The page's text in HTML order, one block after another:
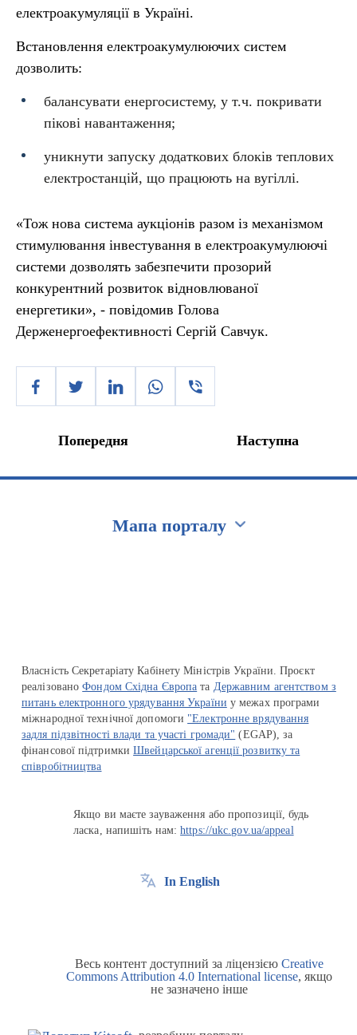
електроакумуляції в Україні.
Встановлення електроакумулюючих систем
дозволить:
балансувати енергосистему, у т.ч. покривати
пікові навантаження;
уникнути запуску додаткових блоків теплових
електростанцій, що працюють на вугіллі.
«Тож нова система аукціонів разом із механізмом
стимулювання інвестування в електроакумулюючі
системи дозволять забезпечити прозорий
конкурентний розвиток відновлюваної
енергетики», - повідомив Голова
Держенергоефективності Сергій Савчук.
Попередня Наступна
Мапа порталу
Власність Секретаріату Кабінету Міністрів України. Проєкт
реалізованоФондом Східна Європа та Державним агентством з
питань електронного урядування України у межах програми
міжнародної технічної допомоги "Електронне врядування
задля підзвітності влади та участі громади" (EGAP), за
фінансової підтримкиШвейцарської агенції розвитку та
співробітництва
Якщо ви маєте зауваження або пропозиції, будь
ласка, напишіть нам:https://ukc.gov.ua/appeal
In English
Весь контент доступний за ліцензією Creative
Commons Attribution 4.0 International license, якщо
не зазначено інше